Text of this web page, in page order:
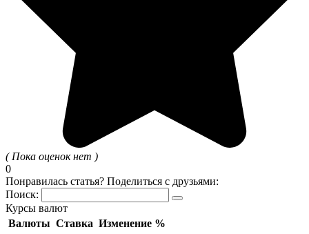
( Пока оценок нет )
0
Понравилась статья? Поделиться с друзьями:
Поиск:
Курсы валют
Валюты Ставка Изменение %